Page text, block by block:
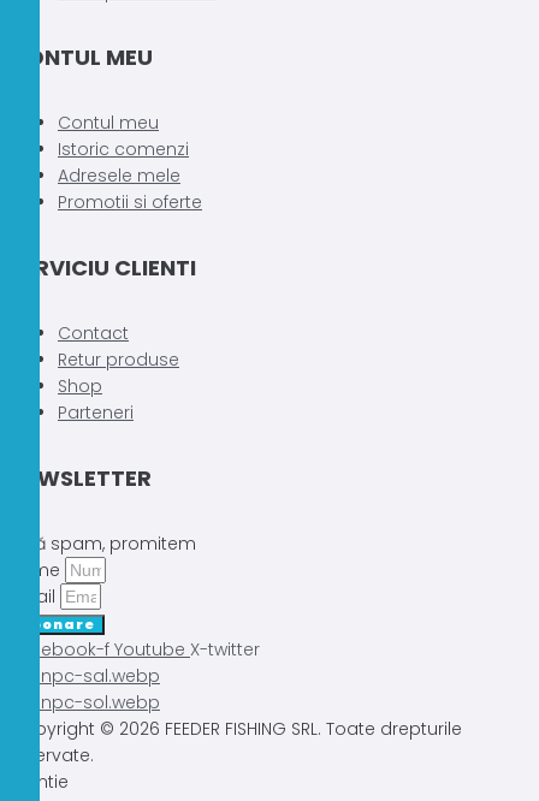
CONTUL MEU
Contul meu
Istoric comenzi
Adresele mele
Promotii si oferte
SERVICIU CLIENTI
Contact
Retur produse
Shop
Parteneri
NEWSLETTER
Fără spam, promitem
Nume
Email
Abonare
Facebook-f Youtube X-twitter
Copyright © 2026 FEEDER FISHING SRL. Toate drepturile
rezervate.
Atentie